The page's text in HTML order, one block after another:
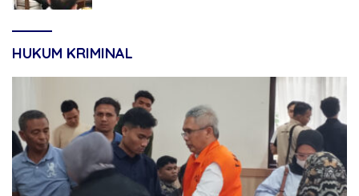
HUKUM KRIMINAL